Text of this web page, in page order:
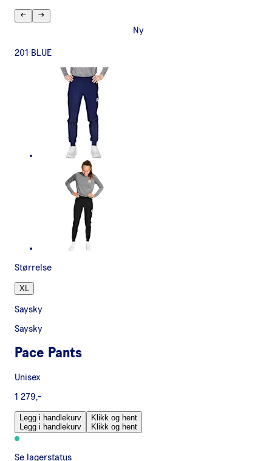
Ny
201 BLUE
Størrelse
XL
Saysky
Saysky
Pace Pants
Unisex
1 279,-
Legg i handlekurv
Legg i handlekurv
Klikk og hent
Klikk og hent
Se lagerstatus